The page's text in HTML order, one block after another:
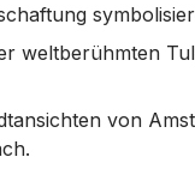
weltberühmten
von